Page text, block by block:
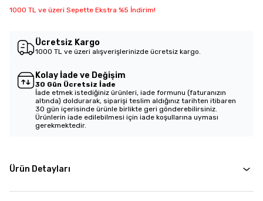
1000 TL ve üzeri Sepette Ekstra %5 İndirim!
Ücretsiz Kargo
1000 TL ve üzeri alışverişlerinizde ücretsiz kargo.
Kolay İade ve Değişim
30 Gün Ücretsiz İade
İade etmek istediğiniz ürünleri, iade formunu (faturanızın
altında) doldurarak, siparişi teslim aldığınız tarihten itibaren
30 gün içerisinde ürünle birlikte geri gönderebilirsiniz.
Ürünlerin iade edilebilmesi için iade koşullarına uyması
gerekmektedir.
Ürün Detayları